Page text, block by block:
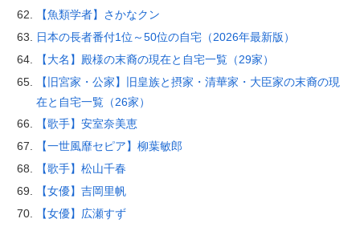
【魚類学者】さかなクン
日本の長者番付1位～50位の自宅（2026年最新版）
【大名】殿様の末裔の現在と自宅一覧（29家）
【旧宮家・公家】旧皇族と摂家・清華家・大臣家の末裔の現
在と自宅一覧（26家）
【歌手】安室奈美恵
【一世風靡セピア】柳葉敏郎
【歌手】松山千春
【女優】吉岡里帆
【女優】広瀬すず